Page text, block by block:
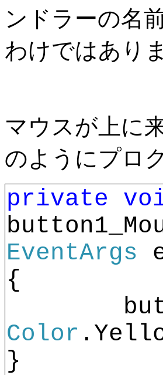
ンドラーの名
わけではあり
マウスが上に
のようにプロ
private
EventArgs
{
Color
}